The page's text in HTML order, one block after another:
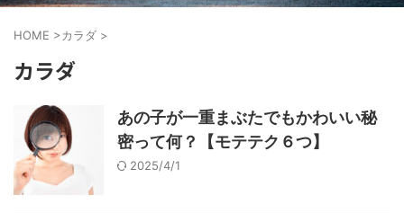
HOME >カラダ >
カラダ
あの子が一重まぶたでもかわいい秘
密って何？【モテテク６つ】
2025/4/1